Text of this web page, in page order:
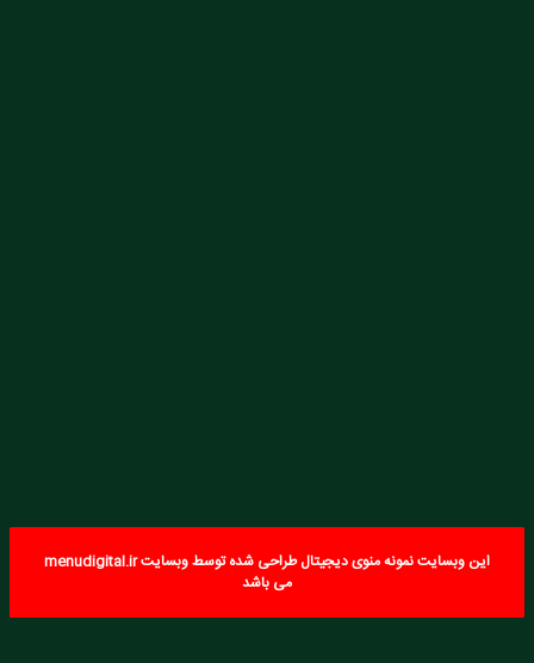
این وبسایت نمونه منوی دیجیتال طراحی شده توسط وبسایت menudigital.ir
می باشد